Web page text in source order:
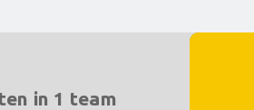
in 1 team